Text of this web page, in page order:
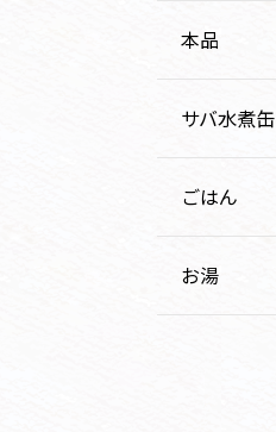
本品
サバ水煮缶
ごはん
お湯